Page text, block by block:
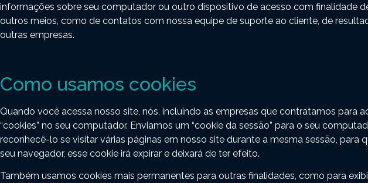
informações sobre seu computador ou outro dispositivo de acesso com finalidade
outros meios, como de contatos com nossa equipe de suporte ao cliente, de
outras empresas.
Como usamos cookies
Quando você acessa nosso site, nós, incluindo as empresas que contratamos
“cookies” no seu computador. Enviamos um “cookie da sessão” para o seu
reconhecê-lo se visitar várias páginas em nosso site durante a mesma sessão,
seu navegador, esse cookie irá expirar e deixará de ter efeito.
Também usamos cookies mais permanentes para outras finalidades, como para